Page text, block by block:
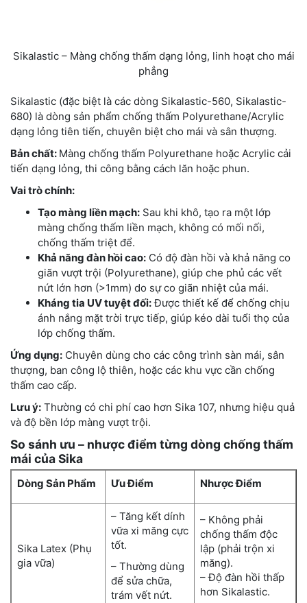
Sikalastic – Màng chống thấm dạng lỏng, linh hoạt cho mái
phẳng
Sikalastic (đặc biệt là các dòng Sikalastic-560, Sikalastic-
680) là dòng sản phẩm chống thấm Polyurethane/Acrylic
dạng lỏng tiên tiến, chuyên biệt cho mái và sân thượng.
Bản chất: Màng chống thấm Polyurethane hoặc Acrylic cải
tiến dạng lỏng, thi công bằng cách lăn hoặc phun.
Vai trò chính:
Tạo màng liền mạch: Sau khi khô, tạo ra một lớp
màng chống thấm liền mạch, không có mối nối,
chống thấm triệt để.
Khả năng đàn hồi cao: Có độ đàn hồi và khả năng co
giãn vượt trội (Polyurethane), giúp che phủ các vết
nứt lớn hơn (>1mm) do sự co giãn nhiệt của mái.
Kháng tia UV tuyệt đối:Được thiết kế để chống chịu
ánh nắng mặt trời trực tiếp, giúp kéo dài tuổi thọ của
lớp chống thấm.
Ứng dụng: Chuyên dùng cho các công trình sàn mái, sân
thượng, ban công lộ thiên, hoặc các khu vực cần chống
thấm cao cấp.
Lưu ý: Thường có chi phí cao hơn Sika 107, nhưng hiệu quả
và độ bền lớp màng vượt trội.
So sánh ưu – nhược điểm từng dòng chống thấm
mái của Sika
Dòng Sản Phẩm Ưu Điểm Nhược Điểm
Sika Latex (Phụ
gia vữa)
– Tăng kết dính
vữa xi măng cực
tốt.
– Thường dùng
để sửa chữa,
trám vết nứt.
– Không phải
chống thấm độc
lập (phải trộn xi
măng).
– Độ đàn hồi thấp
hơn Sikalastic.